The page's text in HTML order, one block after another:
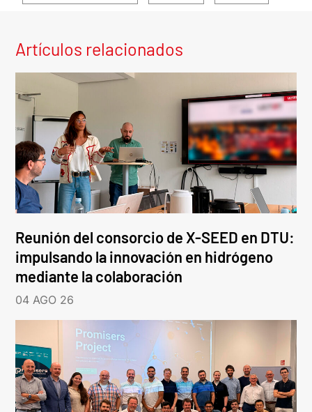
Artículos relacionados
Reunión del consorcio de X-SEED en DTU:
impulsando la innovación en hidrógeno
mediante la colaboración
04 AGO 26